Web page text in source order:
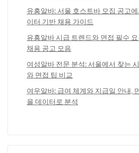
유흥알바: 서울 호스트바 모집 공고
이터 기반 채용 가이드
유흥알바 시급 트렌드와 면접 필수 요
채용 공고 모음
여성알바 전문 분석: 서울에서 찾는
와 면접 팁 비교
여우알바: 급여 체계와 지급일 안내,
을 데이터로 분석